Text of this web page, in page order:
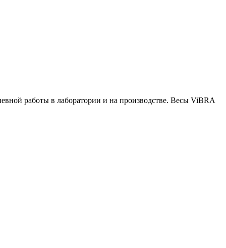
работы в лаборатории и на производстве. Весы ViBRA